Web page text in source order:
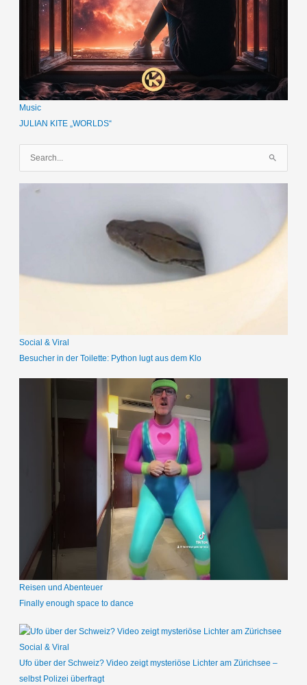
Music
JULIAN KITE „WORLDS“
c
c
Social & Viral
Besucher in der Toilette: Python lugt aus dem Klo
Reisen und Abenteuer
Finally enough space to dance
Social & Viral
Ufo über der Schweiz? Video zeigt mysteriöse Lichter am Zürichsee –
selbst Polizei überfragt